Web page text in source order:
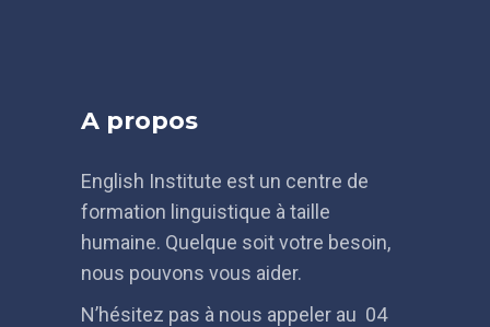
A propos
English Institute est un centre de
formation linguistique à taille
humaine. Quelque soit votre besoin,
nous pouvons vous aider.
N’hésitez pas à nous appeler au 04